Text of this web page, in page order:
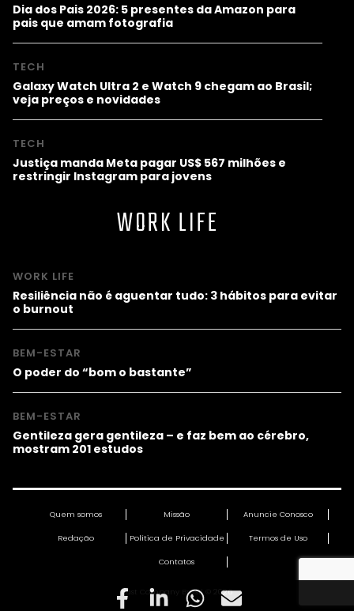
Dia dos Pais 2026: 5 presentes da Amazon para
pais que amam fotografia
TECH
Galaxy Watch Ultra 2 e Watch 9 chegam ao Brasil;
veja preços e novidades
TECH
Justiça manda Meta pagar US$ 567 milhões e
restringir Instagram para jovens
WORK LIFE
WORK LIFE
Resiliência não é aguentar tudo: 3 hábitos para evitar
o burnout
BEM-ESTAR
O poder do “bom o bastante”
BEM-ESTAR
Gentileza gera gentileza – e faz bem ao cérebro,
mostram 201 estudos
Quem somos Missão Anuncie Conosco
Redação Política de Privacidade Termos de Uso
Contatos
Fast Company Brasil © 2026